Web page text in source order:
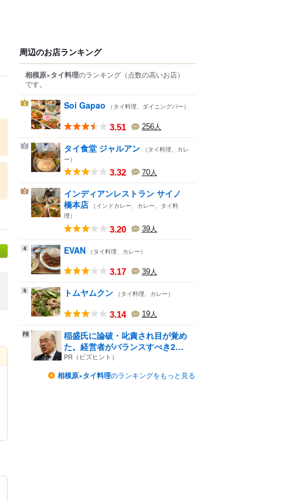
周辺のお店ランキング
相模原×タイ料理のランキング （点数の高いお店）
です。
1 Soi Gapao （タイ料理、ダイニングバー）
3.51 256人
2 タイ食堂 ジャルアン （タイ料理、カレ
ー）
3.32 70人
3
インディアンレストラン サイノ
橋本店 （インドカレー、カレー、タイ料
理）
3.20 39人
4 EVAN （タイ料理、カレー）
3.17 39人
5 トムヤムクン （タイ料理、カレー）
3.14 19人
稲盛氏に論破・叱責され目が覚め
た。経営者がバランスすべき2
つ...
PR（ビズヒント）
相模原×タイ料理のランキングをもっと見る